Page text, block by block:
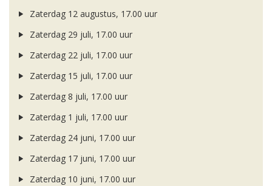
Zaterdag 12 augustus, 17.00 uur
Zaterdag 29 juli, 17.00 uur
Zaterdag 22 juli, 17.00 uur
Zaterdag 15 juli, 17.00 uur
Zaterdag 8 juli, 17.00 uur
Zaterdag 1 juli, 17.00 uur
Zaterdag 24 juni, 17.00 uur
Zaterdag 17 juni, 17.00 uur
Zaterdag 10 juni, 17.00 uur